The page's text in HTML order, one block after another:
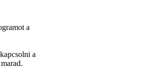
a
a